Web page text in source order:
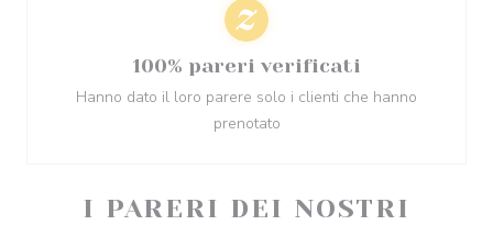
I PARERI DEI NOSTRI
100% pareri verificati
Hanno dato il loro parere solo i clienti che hanno
prenotato